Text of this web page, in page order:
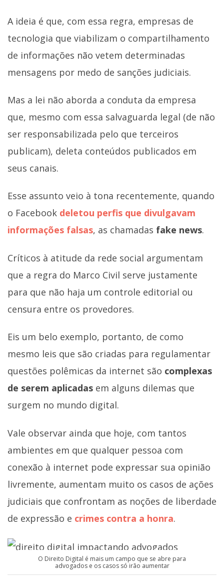
A ideia é que, com essa regra, empresas de
tecnologia que viabilizam o compartilhamento
de informações não vetem determinadas
mensagens por medo de sanções judiciais.
Mas a lei não aborda a conduta da empresa
que, mesmo com essa salvaguarda legal (de não
ser responsabilizada pelo que terceiros
publicam), deleta conteúdos publicados em
seus canais.
Esse assunto veio à tona recentemente, quando
o Facebook deletou perfis que divulgavam
informações falsas, as chamadas fake news.
Críticos à atitude da rede social argumentam
que a regra do Marco Civil serve justamente
para que não haja um controle editorial ou
censura entre os provedores.
Eis um belo exemplo, portanto, de como
mesmo leis que são criadas para regulamentar
questões polêmicas da internet são complexas
de serem aplicadas em alguns dilemas que
surgem no mundo digital.
Vale observar ainda que hoje, com tantos
ambientes em que qualquer pessoa com
conexão à internet pode expressar sua opinião
livremente, aumentam muito os casos de ações
judiciais que confrontam as noções de liberdade
de expressão e crimes contra a honra.
O Direito Digital é mais um campo que se abre para
advogados e os casos só irão aumentar